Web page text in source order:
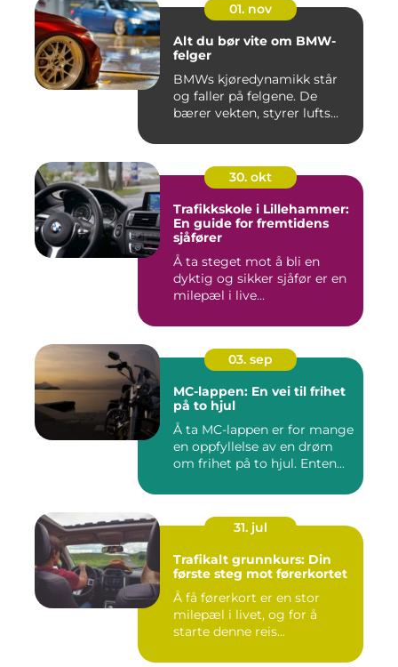
01. nov
Alt du bør vite om BMW-
felger
BMWs kjøredynamikk står
og faller på felgene. De
bærer vekten, styrer lufts...
30. okt
Trafikkskole i Lillehammer:
En guide for fremtidens
sjåfører
Å ta steget mot å bli en
dyktig og sikker sjåfør er en
milepæl i live...
03. sep
MC-lappen: En vei til frihet
på to hjul
Å ta MC-lappen er for mange
en oppfyllelse av en drøm
om frihet på to hjul. Enten...
31. jul
Trafikalt grunnkurs: Din
første steg mot førerkortet
Å få førerkort er en stor
milepæl i livet, og for å
starte denne reis...